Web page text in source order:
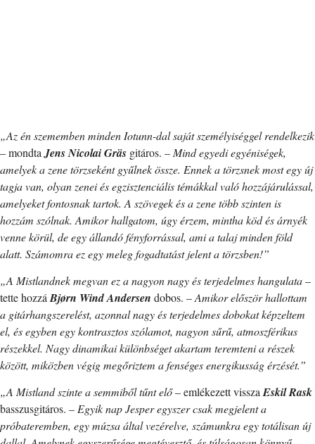
„Az én szememben minden Iotunn-dal saját személyiséggel rendelkezik
– mondta Jens Nicolai Gräs gitáros. – Mind egyedi egyéniségek,
amelyek a zene törzseként gyűlnek össze. Ennek a törzsnek most egy új
tagja van, olyan zenei és egzisztenciális témákkal való hozzájárulással,
amelyeket fontosnak tartok. A szövegek és a zene több szinten is
hozzám szólnak. Amikor hallgatom, úgy érzem, mintha köd és árnyék
venne körül, de egy állandó fényforrással, ami a talaj minden föld
alatt. Számomra ez egy meleg fogadtatást jelent a törzsben!”
„A Mistlandnek megvan ez a nagyon nagy és terjedelmes hangulata–
tette hozzá Bjørn Wind Andersen dobos. –Amikor először hallottam
a gitárhangszerelést, azonnal nagy és terjedelmes dobokat képzeltem
el, és egyben egy kontrasztos szólamot, nagyon sűrű, atmoszférikus
részekkel. Nagy dinamikai különbséget akartam teremteni a részek
között, miközben végig megőriztem a fenséges energikusság érzését.”
„A Mistland szinte a semmiből tűnt elő– emlékezett visszaEskil Rask
basszusgitáros. – Egyik nap Jesper egyszer csak megjelent a
próbateremben, egy múzsa által vezérelve, számunkra egy totálisan új